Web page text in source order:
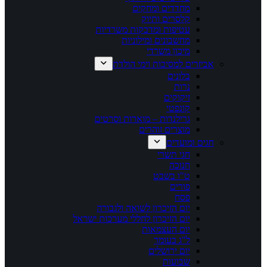
מחדדים ומחקים
קלסרים ותיוק
עטיפות ומדבקות משרדיות
מחשבונים ומילוניות
מיכון משרדי
אביזרים למסיבות וימי הולדת
בלונים
נרות
זיקוקים
קונפטי
גרילנדות – מוארות וסרטים
מוצרים זוהרים
חגים ומועדים
חגי תשרי
חנוכה
ט"ו בשבט
פורים
פסח
יום הזיכרון לשואה ולגבורה
יום הזיכרון לחללי מערכות ישראל
יום העצמאות
ל"ג בעומר
יום ירושלים
שבועות